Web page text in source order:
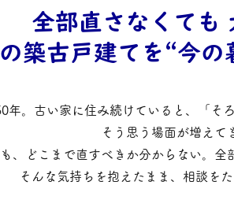
全部直さなくても
築古戸建てを“今の
年。古い家に住み続けていると、「そ
そう思う場面が増えて
、どこまで直すべきか分からない。全
そんな気持ちを抱えたまま、相談を